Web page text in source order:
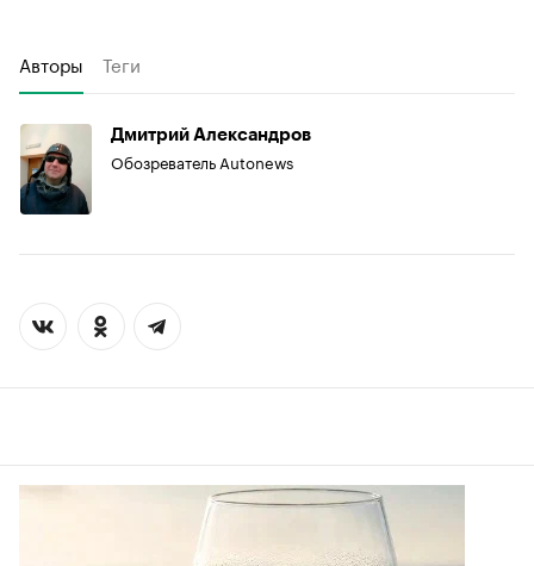
Авторы Теги
Дмитрий Александров
Обозреватель Autonews